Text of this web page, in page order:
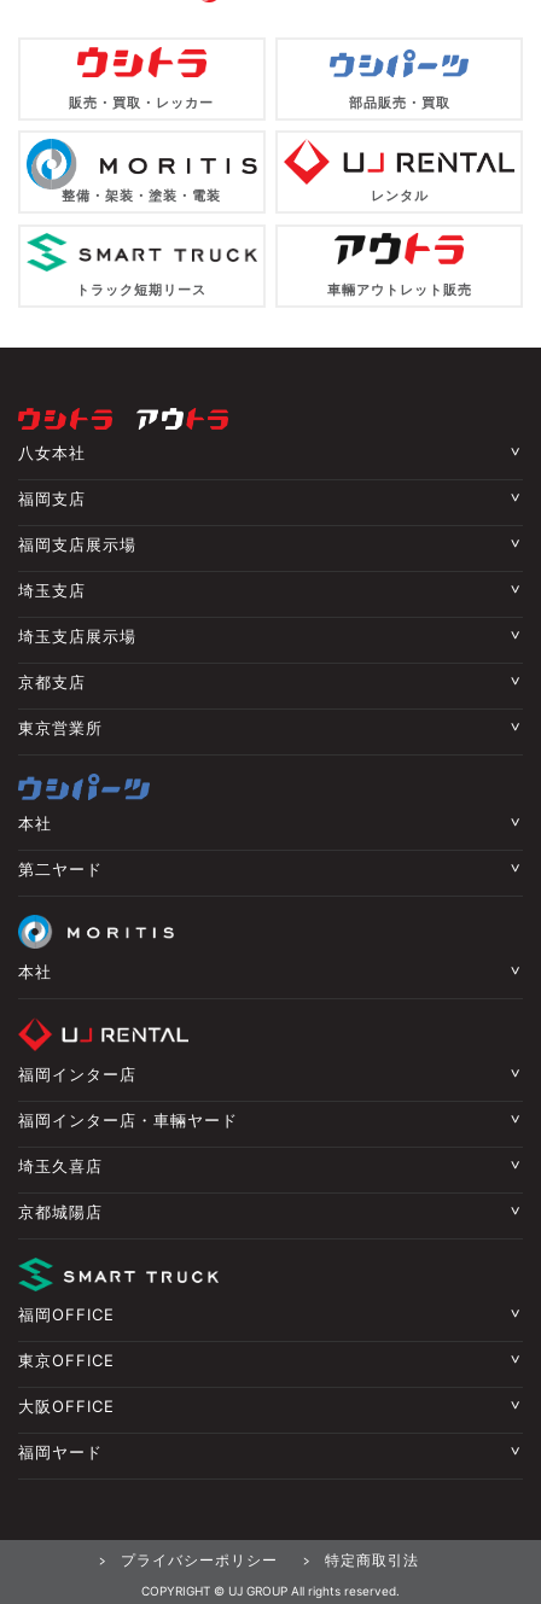
販売・買取・レッカー 部品販売・買取
整備・架装・塗装・電装 レンタル
トラック短期リース 車輛アウトレット販売
八女本社
福岡支店
福岡支店展示場
埼玉支店
埼玉支店展示場
京都支店
東京営業所
本社
第二ヤード
本社
福岡インター店
福岡インター店・車輛ヤード
埼玉久喜店
京都城陽店
福岡OFFICE
東京OFFICE
大阪OFFICE
福岡ヤード
プライバシーポリシー 特定商取引法
COPYRIGHT © UJ GROUP All rights reserved.